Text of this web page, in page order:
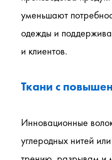
уменьшают
одежды и
и клиентов.
Ткани с
Инновационные
углеродных нитей